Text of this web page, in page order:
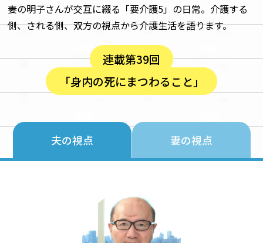
妻の明子さんが交互に綴る「要介護5」の日常。介護する
側、される側、双方の視点から介護生活を語ります。
連載第39回
「身内の死にまつわること」
夫の視点 妻の視点